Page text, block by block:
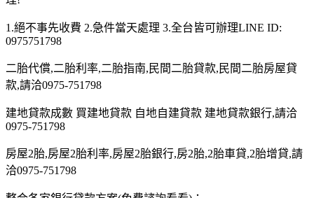
1.絕不事先收費 2.急件當天處理 3.全台皆可辦理LINE ID:
0975751798
二胎代償,二胎利率,二胎指南,民間二胎貸款,民間二胎房屋貸
款,請洽0975-751798
建地貸款成數 買建地貸款 自地自建貸款 建地貸款銀行,請洽
0975-751798
房屋2胎,房屋2胎利率,房屋2胎銀行,房2胎,2胎車貸,2胎增貸,請
洽0975-751798